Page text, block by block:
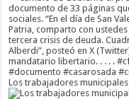
Los trabajadores